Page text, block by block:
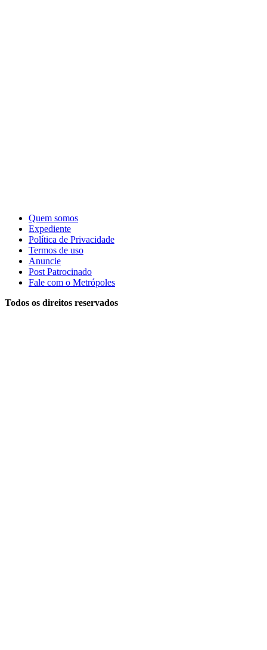
Quem somos
Expediente
Política de Privacidade
Termos de uso
Anuncie
Post Patrocinado
Fale com o Metrópoles
Todos os direitos reservados